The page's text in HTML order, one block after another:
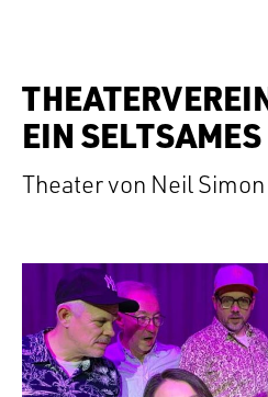
EIN
Theater von Neil Simon